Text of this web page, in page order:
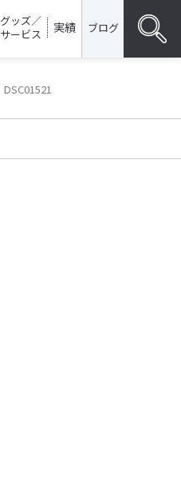
グッズ／
サービス
実績 ブログ
DSC01521